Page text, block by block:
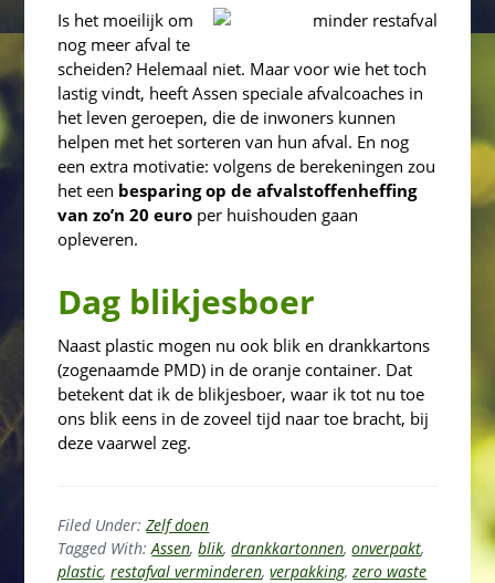
Is het moeilijk om
nog meer afval te
scheiden? Helemaal niet. Maar voor wie het toch
lastig vindt, heeft Assen speciale afvalcoaches in
het leven geroepen, die de inwoners kunnen
helpen met het sorteren van hun afval. En nog
een extra motivatie: volgens de berekeningen zou
het een besparing op de afvalstoffenheffing
van zo’n 20 euro per huishouden gaan
opleveren.
Dag blikjesboer
Naast plastic mogen nu ook blik en drankkartons
(zogenaamde PMD) in de oranje container. Dat
betekent dat ik de blikjesboer, waar ik tot nu toe
ons blik eens in de zoveel tijd naar toe bracht, bij
deze vaarwel zeg.
Filed Under:Zelf doen
Tagged With:Assen,blik,drankkartonnen,onverpakt,
plastic,restafval verminderen,verpakking,zero waste